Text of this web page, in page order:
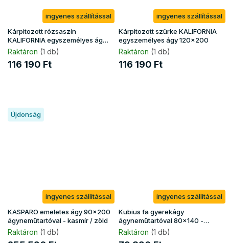
ingyenes szállítással
Kárpitozott rózsaszín
KALIFORNIA egyszemélyes ágy
120x200
Raktáron (1 db)
116 190 Ft
ingyenes szállítással
Kárpitozott szürke KALIFORNIA
egyszemélyes ágy 120x200
Raktáron (1 db)
116 190 Ft
Újdonság
ingyenes szállítással
KASPARO emeletes ágy 90x200
ágyneműtartóval - kasmír / zöld
Raktáron (1 db)
ingyenes szállítással
Kubius fa gyerekágy
ágyneműtartóval 80x140 -
fehér
Raktáron (1 db)